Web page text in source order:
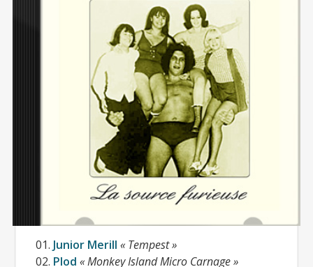
un
carnet
d’adresse long comme
le bras ?
Disponible pour 10€ en VPC et dans
01. Junior Merill « Tempest »
02. Plod « Monkey Island Micro Carnage »